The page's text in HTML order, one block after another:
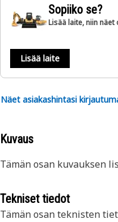
Sopiiko se?
Lisää laite, niin
Lisää laite
Näet asiakashintasi
Kuvaus
Tämän osan kuvauksen
Tekniset tiedot
Tämän osan teknisten